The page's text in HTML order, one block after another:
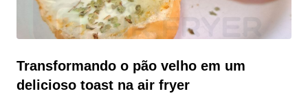
Transformando o pão velho em um
delicioso toast na air fryer